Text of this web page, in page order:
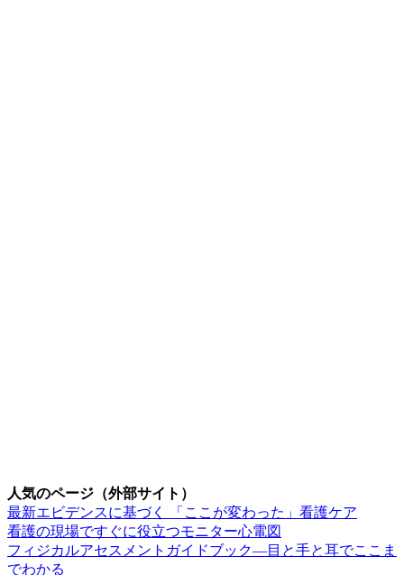
人気のページ（外部サイト）
最新エビデンスに基づく 「ここが変わった」看護ケア
看護の現場ですぐに役立つモニター心電図
フィジカルアセスメントガイドブック―目と手と耳でここま
でわかる